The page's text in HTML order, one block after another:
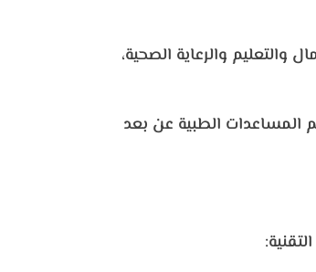
والرعاية الصحية،
المساعدات الطبية عن بعد